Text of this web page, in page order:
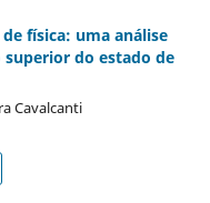
física: uma análise
do estado de
Cavalcanti